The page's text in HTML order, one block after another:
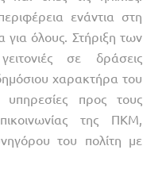
ενάντια στη
για όλους. Στήριξη των
σε δράσεις
χαρακτήρα του
υπηρεσίες προς τους
της ΠΚΜ,
του πολίτη με